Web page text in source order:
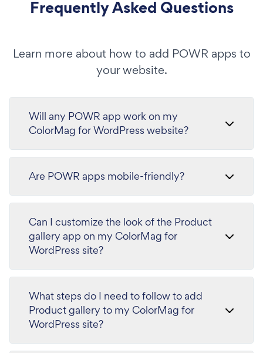
Frequently Asked Questions
Learn more about how to add POWR apps to
your website.
Will any POWR app work on my
ColorMag for WordPress website?
Are POWR apps mobile-friendly?
Can I customize the look of the Product
gallery app on my ColorMag for
WordPress site?
What steps do I need to follow to add
Product gallery to my ColorMag for
WordPress site?